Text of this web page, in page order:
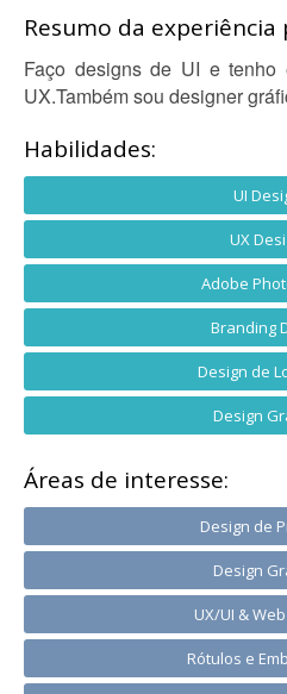
Resumo da experiência
Faço designs de UI e tenho
UX.Também sou designer
Habilidades:
UI
UX
Adobe
Branding
Design de
Design
Áreas de interesse:
Design de
Design
UX/UI &
Rótulos e